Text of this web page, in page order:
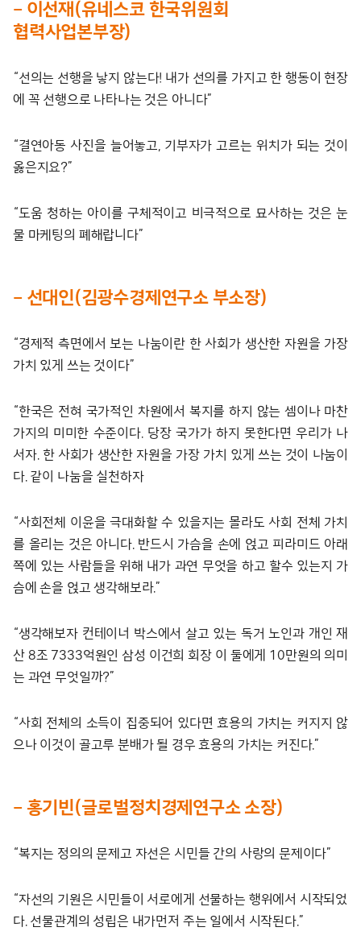
– 이선재(유네스코 한국위원회
협력사업본부장)
“선의는 선행을 낳지 않는다! 내가 선의를 가지고 한 행동이 현장
에 꼭 선행으로 나타나는 것은 아니다”
“결연아동 사진을 늘어놓고, 기부자가 고르는 위치가 되는 것이
옳은지요?”
“도움 청하는 아이를 구체적이고 비극적으로 묘사하는 것은 눈
물 마케팅의 폐해랍니다”
– 선대인(김광수경제연구소 부소장)
“경제적 측면에서 보는 나눔이란 한 사회가 생산한 자원을 가장
가치 있게 쓰는 것이다”
“한국은 전혀 국가적인 차원에서 복지를 하지 않는 셈이나 마찬
가지의 미미한 수준이다. 당장 국가가 하지 못한다면 우리가 나
서자. 한 사회가 생산한 자원을 가장 가치 있게 쓰는 것이 나눔이
다. 같이 나눔을 실천하자
“사회전체 이윤을 극대화할 수 있을지는 몰라도 사회 전체 가치
를 올리는 것은 아니다. 반드시 가슴을 손에 얹고 피라미드 아래
쪽에 있는 사람들을 위해 내가 과연 무엇을 하고 할수 있는지 가
슴에 손을 얹고 생각해보라.”
“생각해보자 컨테이너 박스에서 살고 있는 독거 노인과 개인 재
산 8조 7333억원인 삼성 이건희 회장 이 둘에게 10만원의 의미
는 과연 무엇일까?”
“사회 전체의 소득이 집중되어 있다면 효용의 가치는 커지지 않
으나 이것이 골고루 분배가 될 경우 효용의 가치는 커진다.”
– 홍기빈(글로벌정치경제연구소 소장)
“복지는 정의의 문제고 자선은 시민들 간의 사랑의 문제이다”
“자선의 기원은 시민들이 서로에게 선물하는 행위에서 시작되었
다. 선물관계의 성립은 내가먼저 주는 일에서 시작된다.”